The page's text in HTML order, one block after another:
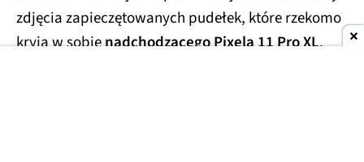
zdjęcia zapieczętowanych pudełek, które rzekomo
kryją w sobienadchodzącego Pixela 11 Pro XL